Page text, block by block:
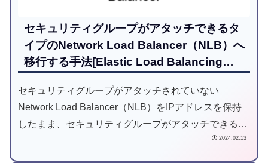
セキュリティグループがアタッチできるタ
イプのNetwork Load Balancer（NLB）へ
移行する手法[Elastic Load Balancing
CloudFormation]
セキュリティグループがアタッチされていない
Network Load Balancer（NLB）をIPアドレスを保持
したまま、セキュリティグループがアタッチできる
Network Load Balancer（NLB）へ移行する手法をご
2024.02.13